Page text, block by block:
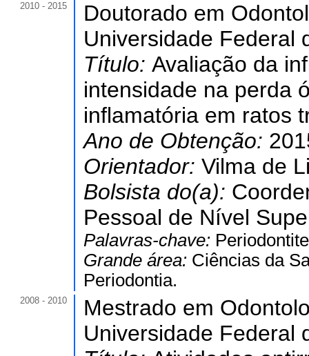
2010 - 2015
Doutorado em
Universidade Federal
Título: Avaliação da
intensidade na perda
inflamatória em ratos
Ano de Obtenção:
Orientador: Vilma de
Bolsista do(a):
Pessoal de Nível
Palavras-chave:
Grande área: Ciências da
Periodontia.
2008 - 2010
Mestrado em
Universidade Federal